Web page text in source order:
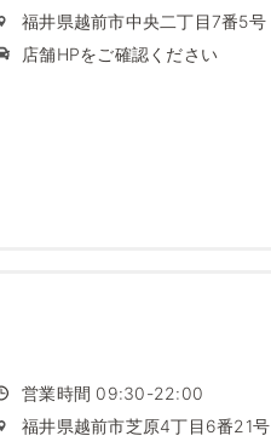
福井県越前市中央二丁目7番5号
店舗HPをご確認ください
営業時間 09:30-22:00
福井県越前市芝原4丁目6番21号